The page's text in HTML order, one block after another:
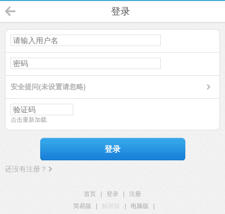
登录
安全提问(未设置请忽略)
点击重新加载
登录
还没有注册？
首页 登录
注册
简易版
触屏版 电脑版